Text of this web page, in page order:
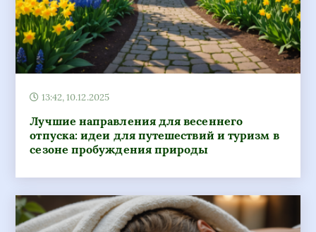
13:42, 10.12.2025
Лучшие направления для весеннего
отпуска: идеи для путешествий и туризм в
сезоне пробуждения природы